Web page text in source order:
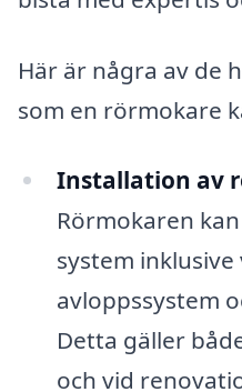
Här är några av de
som en rörmokare
Installation av
Rörmokaren
system
avloppssystem
Detta gäller
och vid